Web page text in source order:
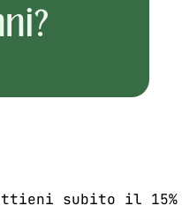
subito il 15%